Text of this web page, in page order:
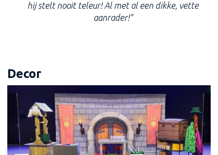
hij stelt nooit teleur! Al met al een dikke, vette
aanrader!"
Decor